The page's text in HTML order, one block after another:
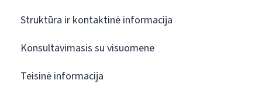
Struktūra ir kontaktinė informacija
Konsultavimasis su visuomene
Teisinė informacija